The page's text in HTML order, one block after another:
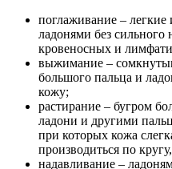
поглаживание –
ладонями без
кровеносных и
выжимание –
большого пальца и
кожу;
растирание – бугром
ладони и другими
при которых кожа
производиться по
надавливание –